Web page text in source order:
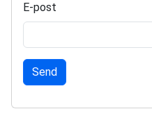
E-post
Send